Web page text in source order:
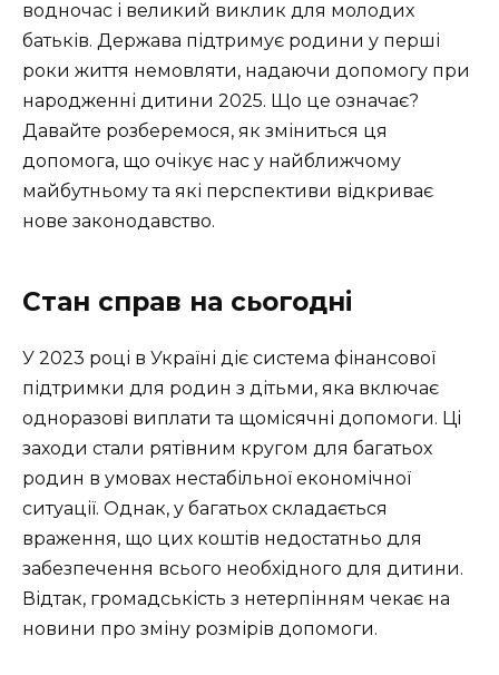
водночас і великий виклик для молодих
батьків. Держава підтримує родини у перші
роки життя немовляти, надаючи допомогу при
народженні дитини 2025. Що це означає?
Давайте розберемося, як зміниться ця
допомога, що очікує нас у найближчому
майбутньому та які перспективи відкриває
нове законодавство.
Стан справ на сьогодні
У 2023 році в Україні діє система фінансової
підтримки для родин з дітьми, яка включає
одноразові виплати та щомісячні допомоги. Ці
заходи стали рятівним кругом для багатьох
родин в умовах нестабільної економічної
ситуації. Однак, у багатьох складається
враження, що цих коштів недостатньо для
забезпечення всього необхідного для дитини.
Відтак, громадськість з нетерпінням чекає на
новини про зміну розмірів допомоги.